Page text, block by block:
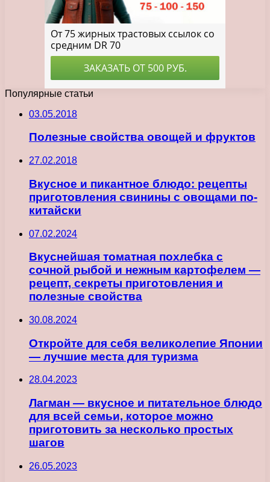
Популярные статьи
03.05.2018
Полезные свойства овощей и фруктов
27.02.2018
Вкусное и пикантное блюдо: рецепты
приготовления свинины с овощами по-
китайски
07.02.2024
Вкуснейшая томатная похлебка с
сочной рыбой и нежным картофелем —
рецепт, секреты приготовления и
полезные свойства
30.08.2024
Откройте для себя великолепие Японии
— лучшие места для туризма
28.04.2023
Лагман — вкусное и питательное блюдо
для всей семьи, которое можно
приготовить за несколько простых
шагов
26.05.2023